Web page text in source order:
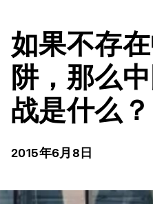
如果不存
阱，那么
战是什么？
2015年6月8日